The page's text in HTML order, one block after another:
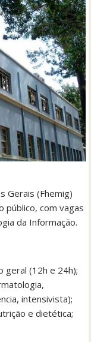
Gerais (Fhemig)
público, com vagas
da Informação.
geral (12h e 24h);
intensivista);
e dietética;